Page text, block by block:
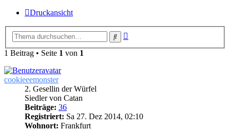
Druckansicht
Suche
1 Beitrag • Seite 1 von 1
cookieeemonster
2. Gesellin der Würfel
Siedler von Catan
Beiträge: 36
Registriert: Sa 27. Dez 2014, 02:10
Wohnort: Frankfurt